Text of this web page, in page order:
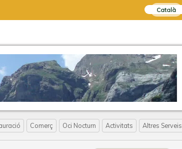
Català
Comerç Oci Nocturn Activitats Altres Serveis